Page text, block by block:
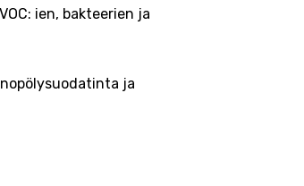
ien, bakteerien ja
ja